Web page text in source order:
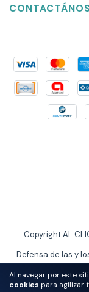
Al navegar por este
cookies para agilizar
Copyright AL
Defensa de las y